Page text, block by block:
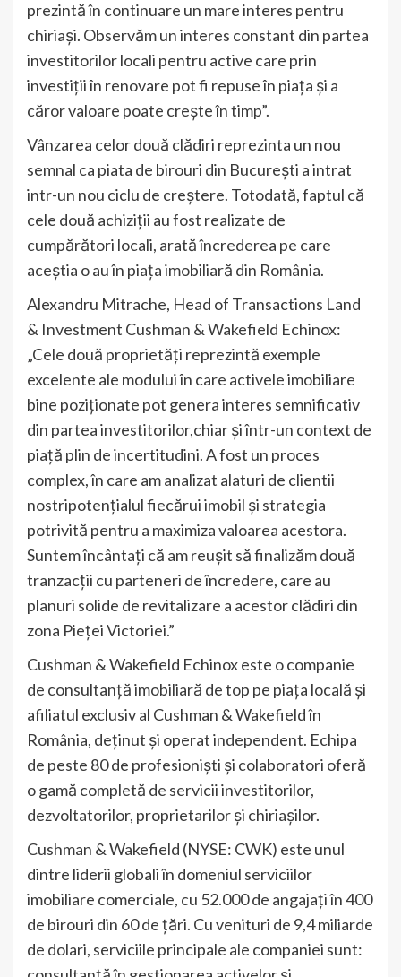
prezintă în continuare un mare interes pentru
chiriași. Observăm un interes constant din partea
investitorilor locali pentru active care prin
investiții în renovare pot fi repuse în piața și a
căror valoare poate crește în timp”.
Vânzarea celor două clădiri reprezinta un nou
semnal ca piata de birouri din București a intrat
intr-un nou ciclu de creștere. Totodată, faptul că
cele două achiziții au fost realizate de
cumpărători locali, arată încrederea pe care
aceștia o au în piața imobiliară din România.
Alexandru Mitrache, Head of Transactions Land
& Investment Cushman & Wakefield Echinox:
„Cele două proprietăți reprezintă exemple
excelente ale modului în care activele imobiliare
bine poziționate pot genera interes semnificativ
din partea investitorilor,chiar și într-un context de
piață plin de incertitudini. A fost un proces
complex, în care am analizat alaturi de clientii
nostripotențialul fiecărui imobil și strategia
potrivită pentru a maximiza valoarea acestora.
Suntem încântați că am reușit să finalizăm două
tranzacții cu parteneri de încredere, care au
planuri solide de revitalizare a acestor clădiri din
zona Pieței Victoriei.”
Cushman & Wakefield Echinox este o companie
de consultanţă imobiliară de top pe piaţa locală şi
afiliatul exclusiv al Cushman & Wakefield în
România, deținut și operat independent. Echipa
de peste 80 de profesioniști și colaboratori oferă
o gamă completă de servicii investitorilor,
dezvoltatorilor, proprietarilor și chiriașilor.
Cushman & Wakefield (NYSE: CWK) este unul
dintre liderii globali în domeniul serviciilor
imobiliare comerciale, cu 52.000 de angajați în 400
de birouri din 60 de țări. Cu venituri de 9,4 miliarde
de dolari, serviciile principale ale companiei sunt: